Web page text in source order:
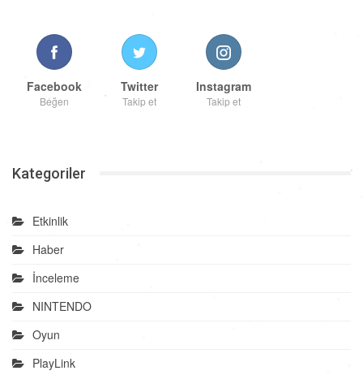
Facebook
Beğen
Twitter
Takip et
Instagram
Takip et
Kategoriler
Etkinlik
Haber
İnceleme
NINTENDO
Oyun
PlayLink